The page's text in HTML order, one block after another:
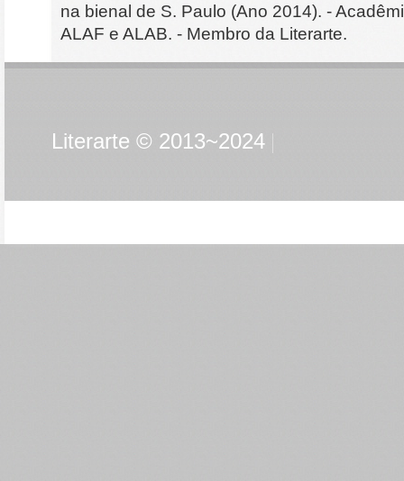
na bienal de S. Paulo (Ano 2014). -
ALAF e ALAB. - Membro da Literarte.
Literarte © 2013~2024